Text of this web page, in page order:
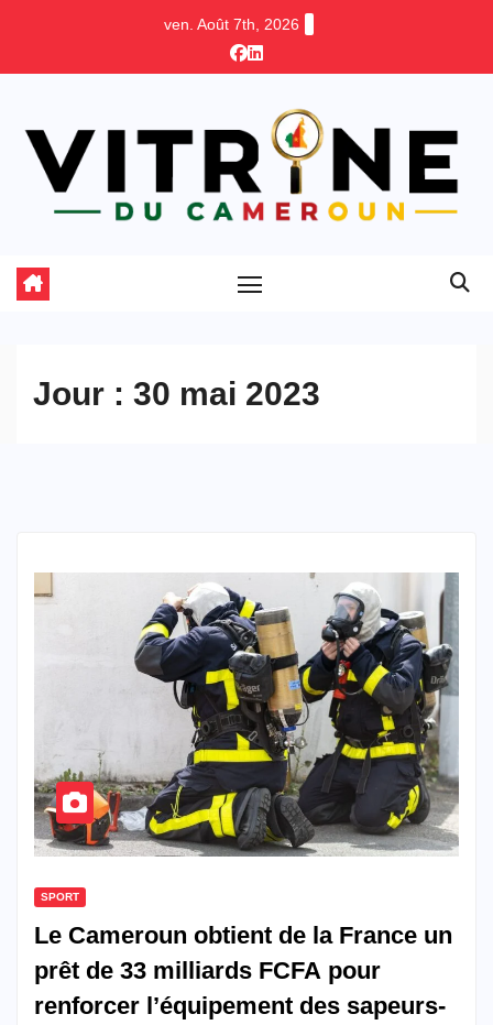
ven. Août 7th, 2026
Jour : 30 mai 2023
SPORT
Le Cameroun obtient de la France un
prêt de 33 milliards FCFA pour
renforcer l’équipement des sapeurs-